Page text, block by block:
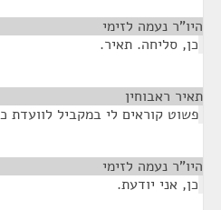
היו"ר נעמה לזימי
כן, סליחה. תאיר.
תאיר ראבוחין
פשוט קוראים לי במקביל לוועדת
היו"ר נעמה לזימי
כן, אני יודעת.